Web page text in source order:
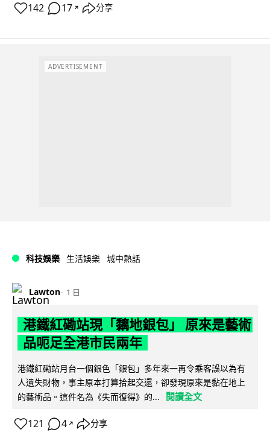
142 17 ↗ 分享
ADVERTISEMENT
科技娛樂 生活娛樂 城中熱話
Lawton 1 日
港鐵紅磡站現「黐地銀包」 原來是藝術
品呃足全港市民兩年
港鐵紅磡站月台一個銀色「銀包」多年來一再令乘客誤以為有
人遺失財物，事主原本打算拾起交還，卻發現原來是黏在地上
的藝術品。這件名為《失而復得》的...
閱讀全文
121 4 ↗ 分享